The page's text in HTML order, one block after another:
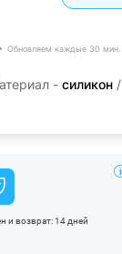
Обновляем каждые 30 мин.
- силикон
и возврат: 14 дней